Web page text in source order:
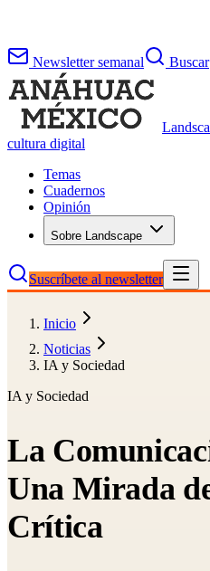
Newsletter semanal Buscar
cultura digital
Temas
Cuadernos
Opinión
Sobre Landscape
Suscríbete al newsletter
Inicio
Noticias
IA y Sociedad
IA y Sociedad
La
Una Mirada
Crítica